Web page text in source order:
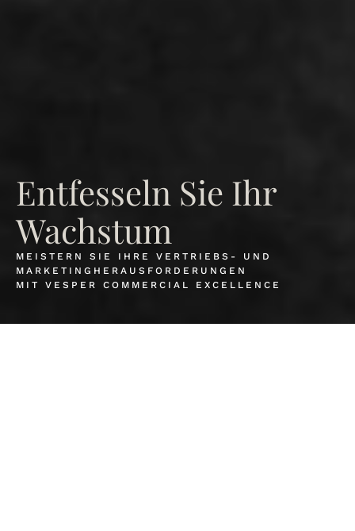
Entfesseln Sie Ihr
Wachstum
MEISTERN SIE IHRE VERTRIEBS- UND
MARKETINGHERAUSFORDERUNGEN
MIT VESPER COMMERCIAL EXCELLENCE